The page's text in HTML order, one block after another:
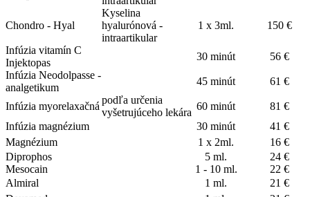
Chondro - Hyal
Kyselina
hyalurónová -
intraartikular
1 x 3ml. 150 €
Infúzia vitamín C
Injektopas
30 minút
56 €
Infúzia Neodolpasse -
analgetikum
45 minút 61 €
Infúzia myorelaxačná
podľa určenia
vyšetrujúceho lekára
60 minút
81 €
Infúzia magnézium
30 minút
41 €
Magnézium
1 x 2ml.
16 €
Diprophos
5 ml.
24 €
Mesocain
1 - 10 ml.
22 €
Almiral
1 ml.
21 €